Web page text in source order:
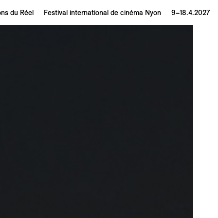
du Réel Festival international de cinéma Nyon 9–18.4.2027